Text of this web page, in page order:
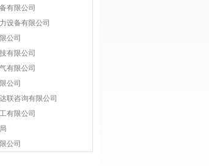
有限公司
设备有限公司
公司
有限公司
有限公司
公司
联咨询有限公司
有限公司
公司